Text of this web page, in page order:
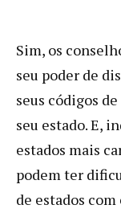
Sim, os
seu poder de
seus códigos
seu estado. E,
estados mais
podem ter
de estados